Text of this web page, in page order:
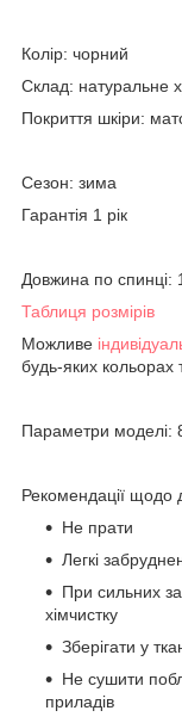
Колір: чорний
Склад: натуральне
Покриття шкіри:
Сезон: зима
Гарантія 1 рік
Довжина по спинці:
Таблиця розмірів
Можливе
будь-яких кольорах
Параметри моделі:
Рекомендації щодо
Не прати
Легкі
При сильних
хімчистку
Зберігати у
Не сушити
приладів